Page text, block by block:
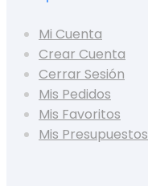
Mi Cuenta
Crear Cuenta
Cerrar Sesión
Mis Pedidos
Mis Favoritos
Mis Presupuestos